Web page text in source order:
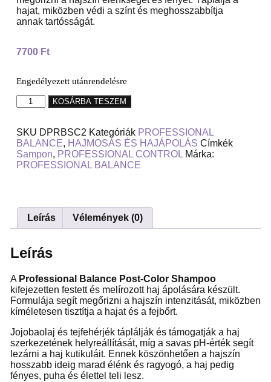
hajat, miközben védi a színt és meghosszabbítja
annak tartósságát.
7700 Ft
Engedélyezett utánrendelésre
KOSÁRBA TESZEM
SKU DPRBSC2 Kategóriák PROFESSIONAL
BALANCE, HAJMOSÁS ÉS HAJÁPOLÁS Címkék
Sampon, PROFESSIONAL CONTROL Márka:
PROFESSIONAL BALANCE
Leírás Vélemények (0)
Leírás
A Professional Balance Post-Color Shampoo
kifejezetten festett és melírozott haj ápolására készült.
Formulája segít megőrizni a hajszín intenzitását, miközben
kíméletesen tisztítja a hajat és a fejbőrt.
Jojobaolaj és tejfehérjék táplálják és támogatják a haj
szerkezetének helyreállítását, míg a savas pH-érték segít
lezárni a haj kutikuláit. Ennek köszönhetően a hajszín
hosszabb ideig marad élénk és ragyogó, a haj pedig
fényes, puha és élettel teli lesz.